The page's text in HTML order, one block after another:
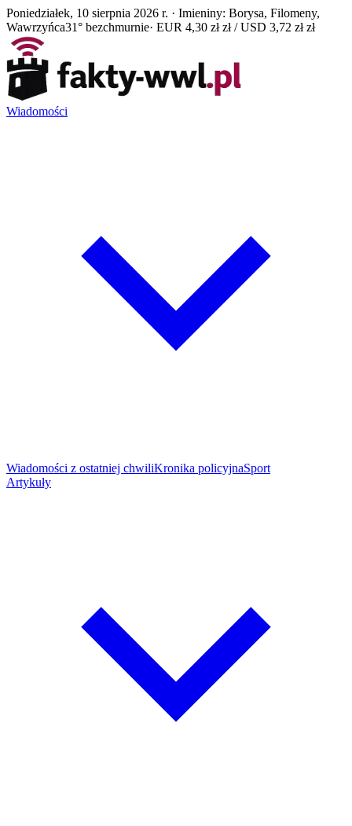
Poniedziałek, 10 sierpnia 2026 r. · Imieniny: Borysa, Filomeny,
Wawrzyńca31° bezchmurnie· EUR 4,30 zł zł / USD 3,72 zł zł
Wiadomości
Wiadomości z ostatniej chwiliKronika policyjnaSport
Artykuły